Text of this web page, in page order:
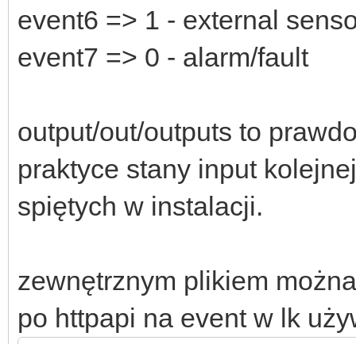
event6 => 1 - external
event7 => 0 - alarm/fault
output/out/outputs to
praktyce stany input
spiętych w instalacji.
zewnętrznym plikiem
po httpapi na event w lk